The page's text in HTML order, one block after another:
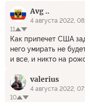
Avg ..
4 августа 2022,
11
Как припечет США
него умирать не будет. Китай просто заблокирует
и все, и никто на
valerius
4 августа 2022,
10